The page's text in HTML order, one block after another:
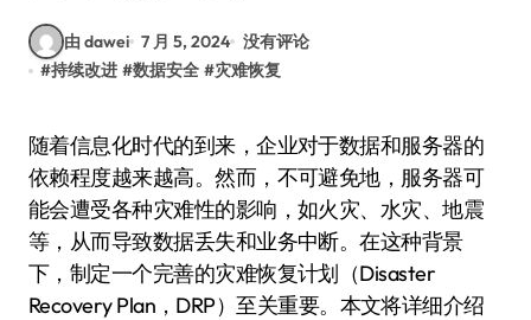
由 dawei 7 月 5, 2024 没有评论
#持续改进 #数据安全 #灾难恢复
随着信息化时代的到来，企业对于数据和服务器的
依赖程度越来越高。然而，不可避免地，服务器可
能会遭受各种灾难性的影响，如火灾、水灾、地震
等，从而导致数据丢失和业务中断。在这种背景
下，制定一个完善的灾难恢复计划（Disaster
Recovery Plan，DRP）至关重要。本文将详细介绍